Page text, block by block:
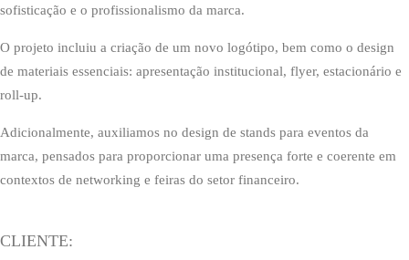
sofisticação e o profissionalismo da marca.
O projeto incluiu a criação de um novo logótipo, bem como o design
de materiais essenciais: apresentação institucional, flyer, estacionário e
roll-up.
Adicionalmente, auxiliamos no design de stands para eventos da
marca, pensados para proporcionar uma presença forte e coerente em
contextos de networking e feiras do setor financeiro.
CLIENTE: